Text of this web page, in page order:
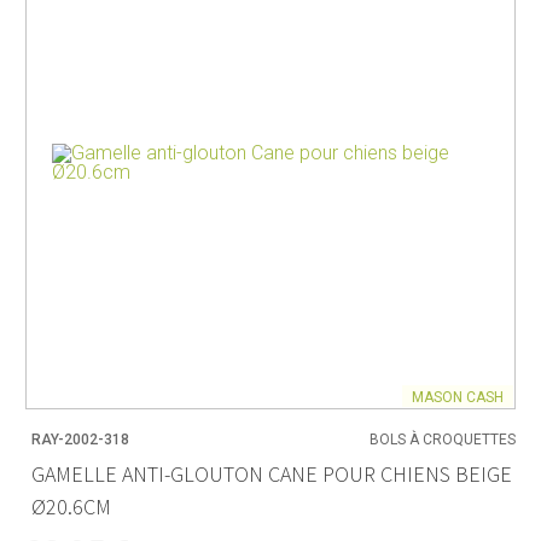
MASON CASH
RAY-2002-318 BOLS À CROQUETTES
GAMELLE ANTI-GLOUTON CANE POUR CHIENS BEIGE
Ø20.6CM